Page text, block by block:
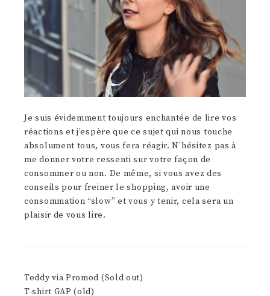
Je suis évidemment toujours enchantée de lire vos
réactions et j’espère que ce sujet qui nous touche
absolument tous, vous fera réagir. N’hésitez pas à
me donner votre ressenti sur votre façon de
consommer ou non. De même, si vous avez des
conseils pour freiner le shopping, avoir une
consommation “slow” et vous y tenir, cela sera un
plaisir de vous lire.
Teddy via Promod (Sold out)
T-shirt GAP (old)